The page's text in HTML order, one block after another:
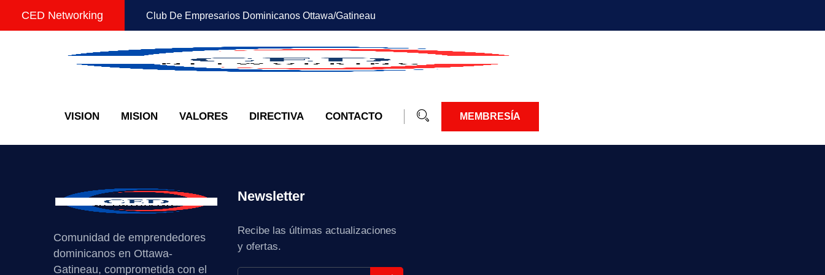
CED Networking Club De Empresarios Dominicanos Ottawa/Gatineau
VISION MISION VALORES DIRECTIVA CONTACTO MEMBRESÍA
Comunidad de emprendedores
dominicanos en Ottawa-
Gatineau, comprometida con el
Newsletter
Recibe las últimas actualizaciones
y ofertas.